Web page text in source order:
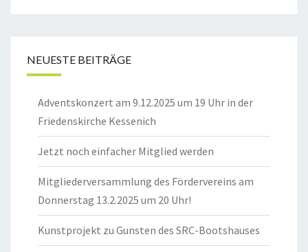
NEUESTE BEITRÄGE
Adventskonzert am 9.12.2025 um 19 Uhr in der
Friedenskirche Kessenich
Jetzt noch einfacher Mitglied werden
Mitgliederversammlung des Fördervereins am
Donnerstag 13.2.2025 um 20 Uhr!
Kunstprojekt zu Gunsten des SRC-Bootshauses